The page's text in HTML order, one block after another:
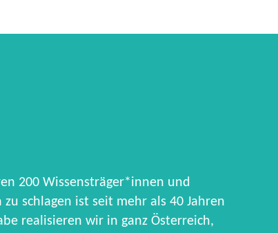
200 Wissensträger*innen und
schlagen ist seit mehr als 40 Jahren
realisieren wir in ganz Österreich,